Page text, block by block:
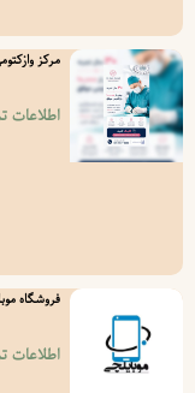
مرکز
اطلاعات
فروشگاه
اطلاعات